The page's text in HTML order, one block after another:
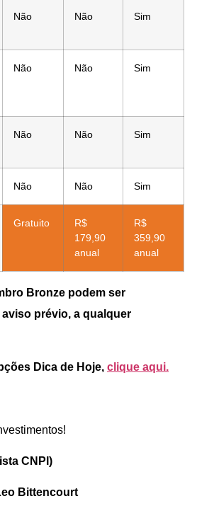
Não Não Sim
Não Não Sim
Não Não Sim
Não Não Sim
Gratuito
R$
179,90
anual
R$
359,90
anual
Bronze podem ser
prévio, a qualquer
Dica de Hoje, clique aqui.
CNPI)
Bittencourt